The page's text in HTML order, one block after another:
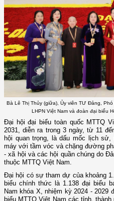
Bà Lê Thị Thủy (giữa), Ủy viên TƯ Đảng,
LHPN Việt Nam và đoàn đại biểu
Đại hội đại biểu toàn quốc MTTQ
2031, diễn ra trong 3 ngày, từ 11
hội quan trọng, là dấu mốc lịch
máy với tầm vóc và chặng đường
- xã hội và các hội quần chúng do
thuộc MTTQ Việt Nam.
Đại hội có sự tham dự của khoảng
biểu chính thức là 1.138 đại biểu
Nam khóa X, nhiệm kỳ 2024 -
biểu MTTQ Việt Nam các tỉnh,